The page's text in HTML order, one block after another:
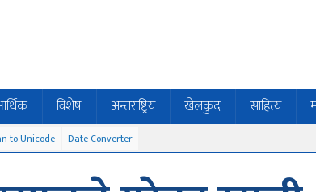
विशेष अन्तराष्ट्रिय खेलकुद साहित्य
to Unicode Date Converter